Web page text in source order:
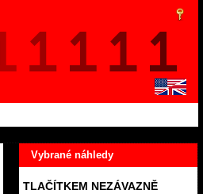
Vybrané náhledy
TLAČÍTKEM NEZÁVAZNĚ